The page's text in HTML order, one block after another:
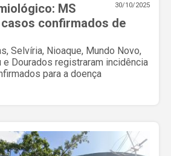
30/10/2025
MS
confirmados de
Selvíria, Nioaque, Mundo Novo,
e Dourados registraram incidência
para a doença